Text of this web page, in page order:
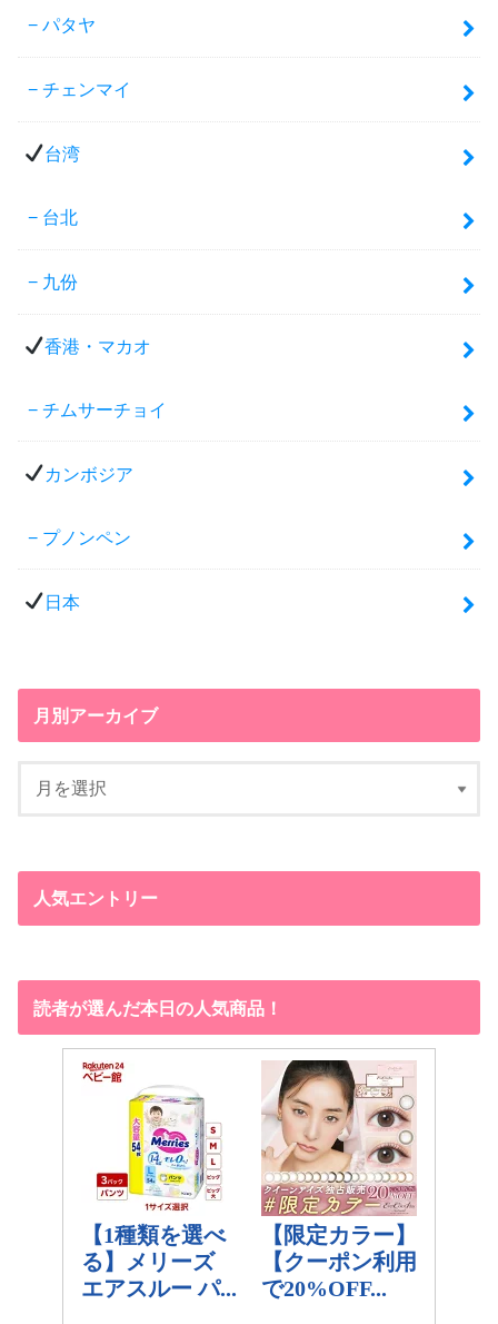
パタヤ
チェンマイ
台湾
台北
九份
香港・マカオ
チムサーチョイ
カンボジア
プノンペン
日本
月別アーカイブ
人気エントリー
読者が選んだ本日の人気商品！